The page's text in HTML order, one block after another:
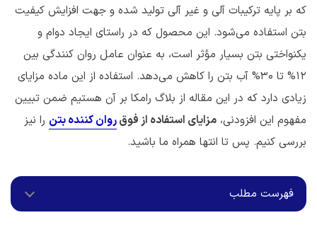
که بر پایه ترکیبات آلی و غیر آلی تولید شده و جهت افزایش کیفیت
بتن استفاده می‌شود. این محصول که در راستای ایجاد دوام و
یکنواختی بتن بسیار مؤثر است، به عنوان عامل روان کنندگی بین
12% تا 30% آب بتن را کاهش می‌دهد. استفاده از این ماده مزایای
زیادی دارد که در این مقاله از بلاگ رامکا بر آن هستیم ضمن تبیین
مفهوم این افزودنی، مزایای استفاده از فوقروان کننده بتن را نیز
بررسی کنیم. پس تا انتها همراه ما باشید.
فهرست مطلب